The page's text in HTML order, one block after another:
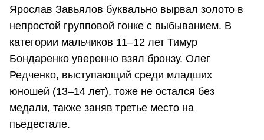
Ярослав Завьялов буквально вырвал золото в
непростой групповой гонке с выбыванием. В
категории мальчиков 11–12 лет Тимур
Бондаренко уверенно взял бронзу. Олег
Редченко, выступающий среди младших
юношей (13–14 лет), тоже не остался без
медали, также заняв третье место на
пьедестале.